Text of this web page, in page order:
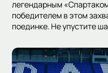
легендарным
победителем в этом
поединке. Не упустите